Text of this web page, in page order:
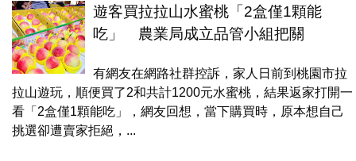
遊客買拉拉山水蜜桃「2盒僅1顆能
吃」 農業局成立品管小組把關
有網友在網路社群控訴，家人日前到桃園市拉
拉山遊玩，順便買了2和共計1200元水蜜桃，結果返家打開一
看「2盒僅1顆能吃」，網友回想，當下購買時，原本想自己
挑選卻遭賣家拒絕，...